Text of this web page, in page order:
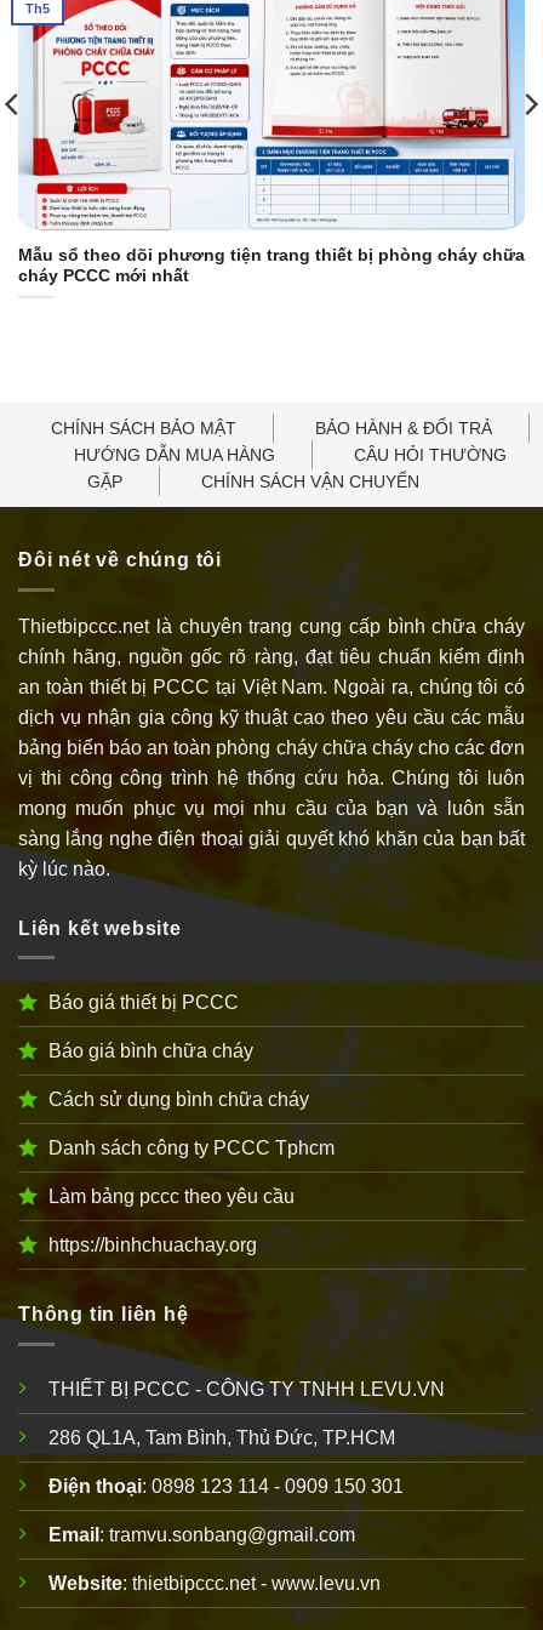
Điện thoại : 0898 123 114
Email: tramvu.sonbang@gmail.com
Website:https://thietbipccc.net
Sản phẩm / Dịch vụ cung cấp chính
Chuyên kinh doanh các sản phẩmthiết bị chữa cháy,
bảo hộ lao động
mặt nạ phòng độc,thiết bị báo cháy,
biển báo an toàn pccc,…
đảm bảo sự yên tâm lâu dài
Sản phẩm có tem kiểm định chất lượng an toàn bởi cơ
quan pccc theo quy định Việt Nam
chuyển tối ưu cho từng khu vực của khách hàng
Mẫu sổ theo dõi phương tiện trang thiết bị phòng cháy chữa
cháy PCCC mới nhất
Th5
CHÍNH SÁCH BẢO MẬT
BẢO HÀNH & ĐỔI TRẢ
HƯỚNG DẪN MUA HÀNG
CÂU HỎI THƯỜNG
GẶP
CHÍNH SÁCH VẬN CHUYỂN
Đôi nét về chúng tôi
Thietbipccc.net là chuyên trang cung cấp bình chữa cháy
chính hãng, nguồn gốc rõ ràng, đạt tiêu chuẩn kiểm định
an toàn thiết bị PCCC tại Việt Nam. Ngoài ra, chúng tôi có
dịch vụ nhận gia công kỹ thuật cao theo yêu cầu các mẫu
bảng biển báo an toàn phòng cháy chữa cháy cho các đơn
vị thi công công trình hệ thống cứu hỏa. Chúng tôi luôn
mong muốn phục vụ mọi nhu cầu của bạn và luôn sẵn
sàng lắng nghe điện thoại giải quyết khó khăn của bạn bất
kỳ lúc nào.
Liên kết website
Báo giá thiết bị PCCC
Báo giá bình chữa cháy
Cách sử dụng bình chữa cháy
Danh sách công ty PCCC Tphcm
Làm bảng pccc theo yêu cầu
https://binhchuachay.org
Thông tin liên hệ
THIẾT BỊ PCCC - CÔNG TY TNHH LEVU.VN
286 QL1A, Tam Bình, Thủ Đức, TP.HCM
Điện thoại: 0898 123 114 - 0909 150 301
Email : tramvu.sonbang@gmail.com
Website: thietbipccc.net - www.levu.vn